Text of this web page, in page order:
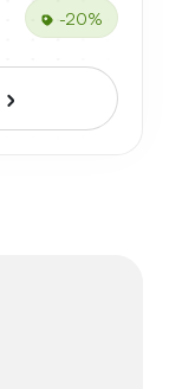
-20%